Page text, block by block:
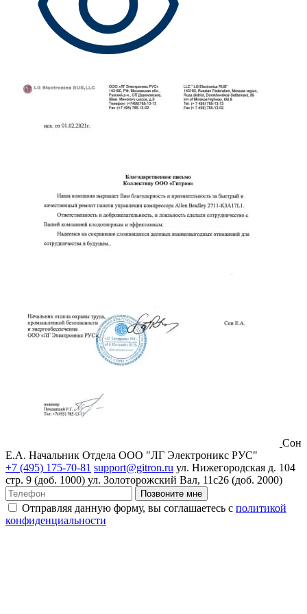
Сон
Е.А. Начальник Отдела ООО "ЛГ Электроникс РУС"
+7 (495) 175-70-81 support@gitron.ru ул. Нижегородская д. 104
стр. 9 (доб. 1000) ул. Золоторожский Вал, 11с26 (доб. 2000)
Позвоните мне
Отправляя данную форму, вы соглашаетесь с политикой
конфиденциальности